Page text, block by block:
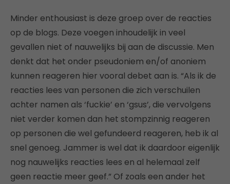
Minder enthousiast is deze groep over de reacties
op de blogs. Deze voegen inhoudelijk in veel
gevallen niet of nauwelijks bij aan de discussie. Men
denkt dat het onder pseudoniem en/of anoniem
kunnen reageren hier vooral debet aan is. “Als ik de
reacties lees van personen die zich verschuilen
achter namen als ‘fuckie’ en ‘gsus’, die vervolgens
niet verder komen dan het stompzinnig reageren
op personen die wel gefundeerd reageren, heb ik al
snel genoeg. Jammer is wel dat ik daardoor eigenlijk
nog nauwelijks reacties lees en al helemaal zelf
geen reactie meer geef.” Of zoals een ander het